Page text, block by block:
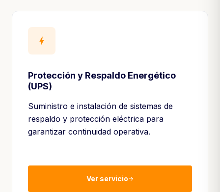
bolt
Protección y Respaldo Energético
(UPS)
Suministro e instalación de sistemas de
respaldo y protección eléctrica para
garantizar continuidad operativa.
Ver servicio arrow_forward